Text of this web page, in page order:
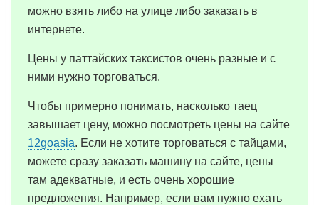
можно взять либо на улице либо заказать в
интернете.
Цены у паттайских таксистов очень разные и с
ними нужно торговаться.
Чтобы примерно понимать, насколько таец
завышает цену, можно посмотреть цены на сайте
12goasia. Если не хотите торговаться с тайцами,
можете сразу заказать машину на сайте, цены
там адекватные, и есть очень хорошие
предложения. Например, если вам нужно ехать